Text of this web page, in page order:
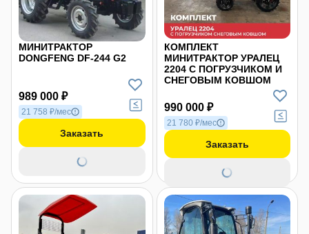
МИНИТРАКТОР
DONGFENG DF-244 G2
989 000 ₽
21 758 ₽/мес
Заказать
КОМПЛЕКТ
МИНИТРАКТОР УРАЛЕЦ
2204 С ПОГРУЗЧИКОМ И
СНЕГОВЫМ КОВШОМ
990 000 ₽
21 780 ₽/мес
Заказать